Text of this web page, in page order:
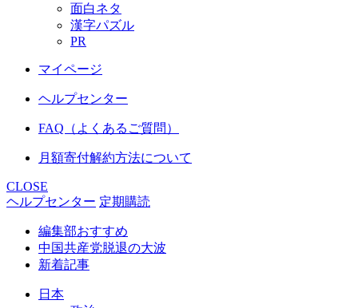
面白ネタ
漢字パズル
PR
マイページ
ヘルプセンター
FAQ（よくあるご質問）
月額寄付解約方法について
CLOSE
ヘルプセンター 定期購読
編集部おすすめ
中国共産党脱退の大波
新着記事
日本